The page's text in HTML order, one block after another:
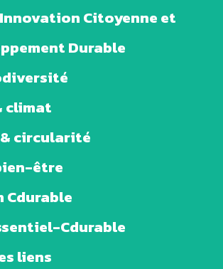
Innovation Citoyenne et
Durable
climat
circularité
être
Cdurable
Cdurable
liens